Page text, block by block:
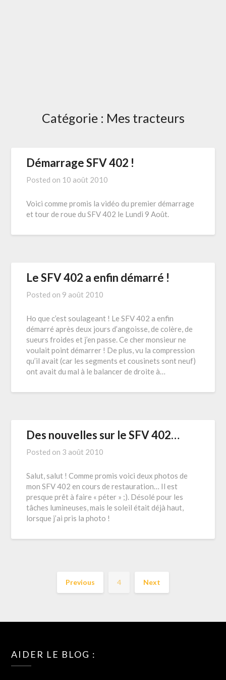
Catégorie : Mes tracteurs
Démarrage SFV 402 !
Posted on 10 août 2010
Voici comme promis la vidéo du premier démarrage
et tour de roue du SFV 402 le Lundi 9 Août.
Le SFV 402 a enfin démarré !
Posted on 9 août 2010
Ho que c’est soulageant ! Le SFV 402 a enfin
démarré après deux jours d’angoisse, de colère, de
sueurs froides et j’en passe. Ce cher monsieur ne
voulait point démarrer ! De plus, vu la compression
qu’il avait (car les segments et cousinets sont neuf)
ont avait du mal à le balancer de droite à…
Des nouvelles sur le SFV 402…
Posted on 3 août 2010
Salut, salut ! Comme promis voici deux photos de
mon SFV 402 en cours de restauration… Il est
presque prêt à faire « péter » ;). Désolé pour les
tâches lumineuses, mais le soleil était déjà haut,
lorsque j’ai pris la photo !
Previous 4 Next
AIDER LE BLOG :